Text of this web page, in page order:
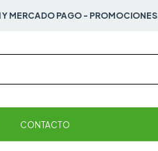
Y MERCADO PAGO -
CONTACTO